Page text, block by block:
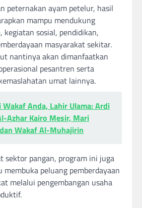
peternakan ayam petelur, hasil
mampu mendukung
kegiatan sosial, pendidikan,
masyarakat sekitar.
nantinya akan dimanfaatkan
pesantren serta
umat lainnya.
Wakaf Anda, Lahir Ulama: Ardi
Azhar Kairo Mesir, Mari
Wakaf Al-Muhajirin
sektor pangan, program ini juga
membuka peluang pemberdayaan
melalui pengembangan usaha